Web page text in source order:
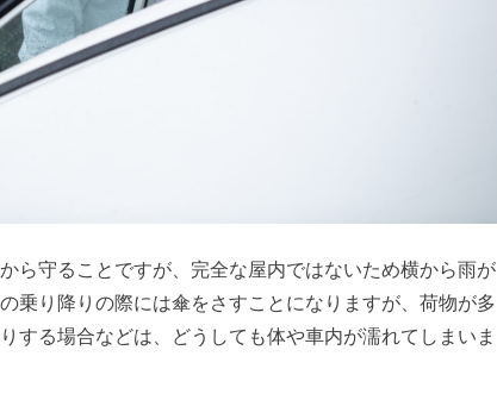
ら守ることですが、完全な屋内ではないため横から雨が
乗り降りの際には傘をさすことになりますが、荷物が多
する場合などは、どうしても体や車内が濡れてしまいま